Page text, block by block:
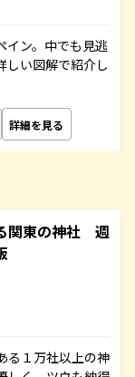
イン。中でも見逃
しい図解で紹介し
詳細を見る
関東の神社 週
る１万社以上の神